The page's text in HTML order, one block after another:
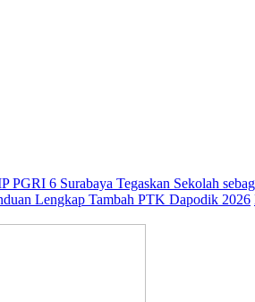
PGRI 6 Surabaya Tegaskan Sekolah
Lengkap Tambah PTK Dapodik 2026